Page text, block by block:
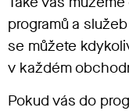
programů a
se můžete
v každém
Pokud vás do